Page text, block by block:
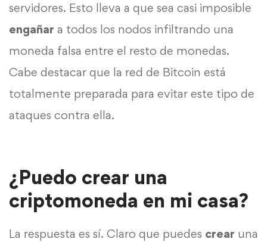
servidores. Esto lleva a que sea casi imposible
engañar a todos los nodos infiltrando una
moneda falsa entre el resto de monedas.
Cabe destacar que la red de Bitcoin está
totalmente preparada para evitar este tipo de
ataques contra ella.
¿Puedo crear una
criptomoneda en mi casa?
La respuesta es sí. Claro que puedes crear una